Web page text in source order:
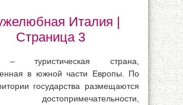
Италия |
Страница 3
– туристическая страна,
в южной части Европы. По
государства размещаются
достопримечательности,